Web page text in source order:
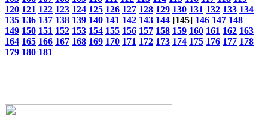
120 121 122 123 124 125 126 127 128 129 130 131 132 133 134
135 136 137 138 139 140 141 142 143 144 [145] 146 147 148
149 150 151 152 153 154 155 156 157 158 159 160 161 162 163
164 165 166 167 168 169 170 171 172 173 174 175 176 177 178
179 180 181